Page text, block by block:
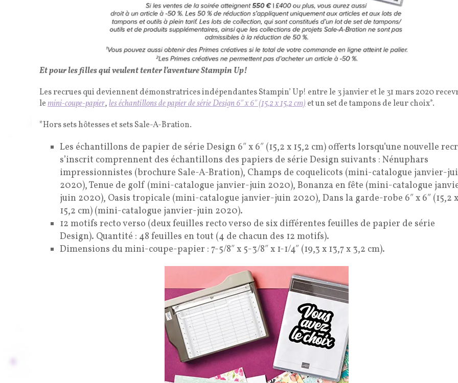
Et pour les filles qui veulent tenter l’aventure Stampin Up!
Les recrues qui deviennent démonstratrices indépendantes Stampin’ Up! entre le 3 janvier et le 31 mars 2020
lemini-coupe-papier,les échantillons de papier de série Design 6″ x 6″ (15,2 x 15,2 cm)et un set de tampons de leur choix*.
*Hors sets hôtesses et sets Sale-A-Bration.
Les échantillons de papier de série Design 6″ x 6″ (15,2 x 15,2 cm) offerts lorsqu’une nouvelle
s’inscrit comprennent des échantillons des papiers de série Design suivants : Nénuphars
impressionnistes (brochure Sale-A-Bration), Champs de coquelicots (mini-catalogue janvier-
2020), Tenue de golf (mini-catalogue janvier-juin 2020), Bonanza en fête (mini-catalogue
juin 2020), Oasis tropicale (mini-catalogue janvier-juin 2020), Dans la garde-robe 6″ x 6″ (15,2 x
15,2 cm) (mini-catalogue janvier-juin 2020).
12 motifs recto verso (deux feuilles recto verso de six différentes feuilles de papier de série
Design). Quantité : 48 feuilles en tout (4 de chacun des 12 motifs).
Dimensions du mini-coupe-papier : 7-5/8″ x 5-3/8″ x 1-1/4″ (19,3 x 13,7 x 3,2 cm).